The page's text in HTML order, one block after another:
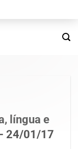
língua e
24/01/17